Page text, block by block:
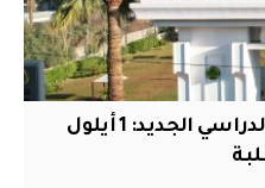
التربية تحدد موعد العام الدراسي الجديد: 1 أيلول